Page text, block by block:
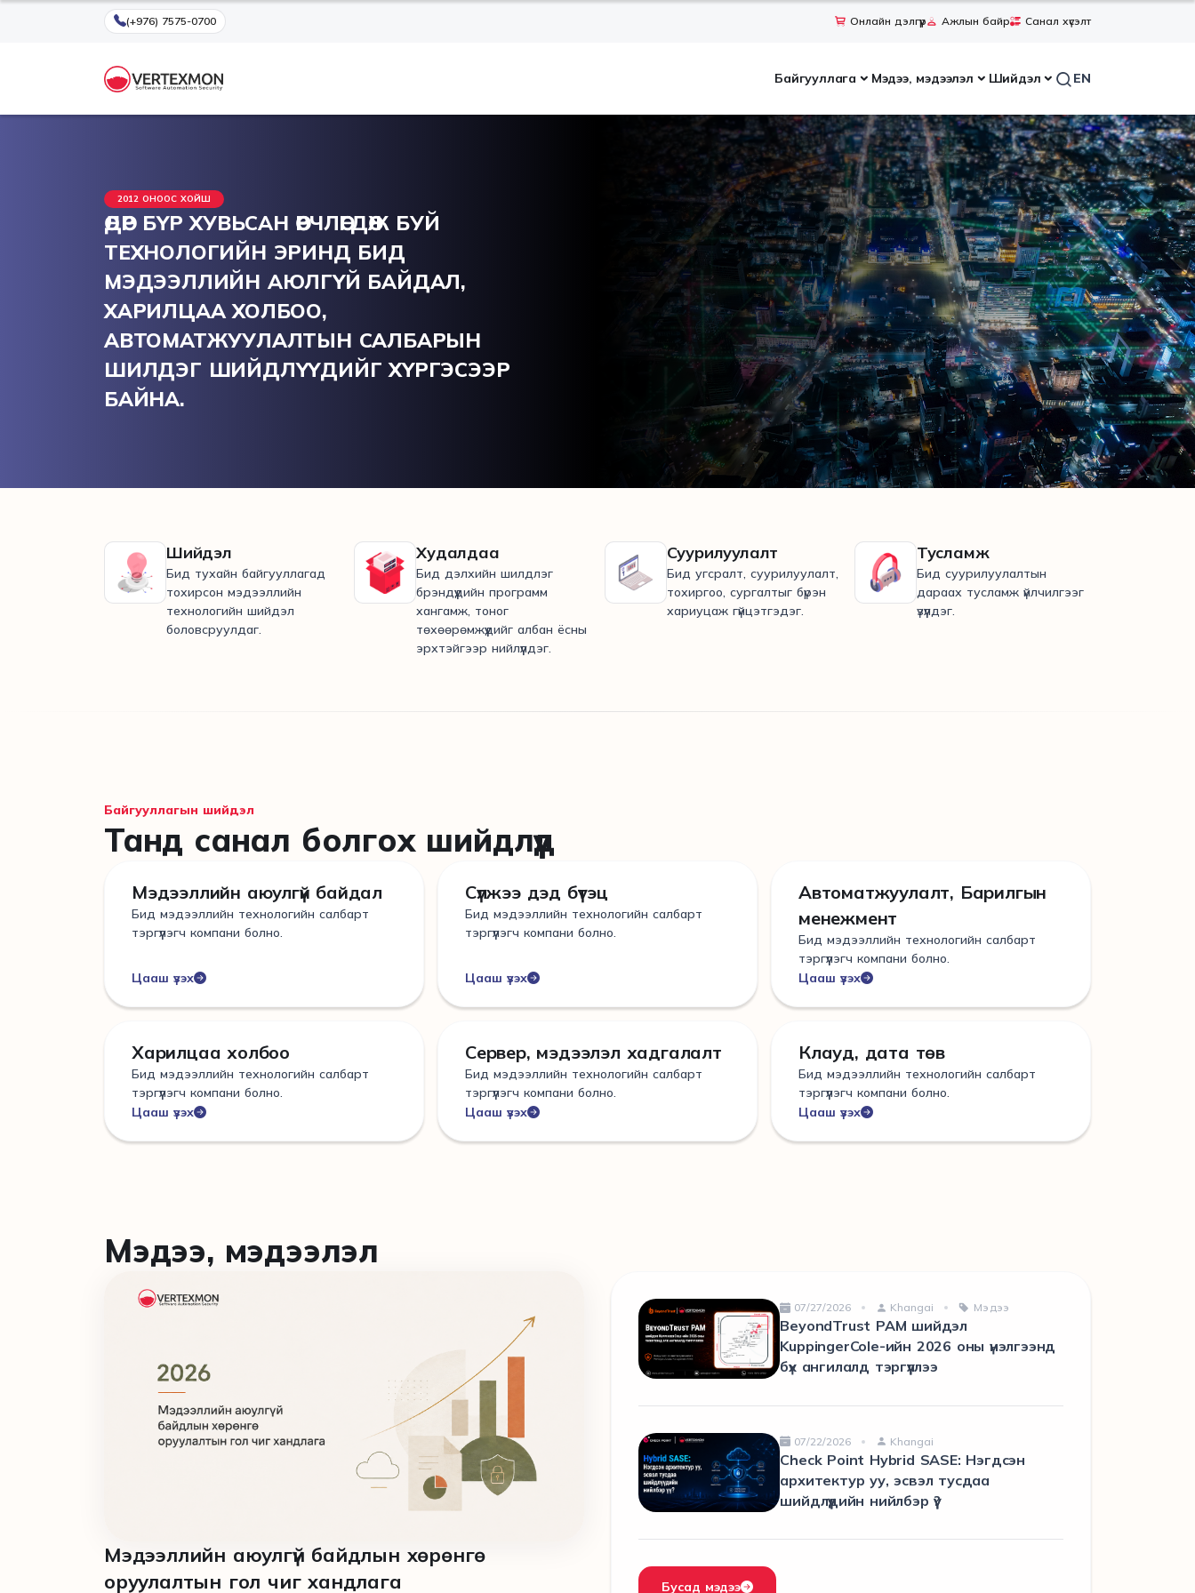
(+976) 7575-0700 Онлайн дэлгүүр Ажлын байр Санал хүсэлт
Байгууллага Мэдээ, мэдээлэл Шийдэл EN
2012 ОНООС ХОЙШ
ӨДӨР БҮР ХУВЬСАН ӨӨРЧЛӨГДӨЖ БУЙ
ТЕХНОЛОГИЙН ЭРИНД БИД
МЭДЭЭЛЛИЙН АЮЛГҮЙ БАЙДАЛ,
ХАРИЛЦАА ХОЛБОО,
АВТОМАТЖУУЛАЛТЫН САЛБАРЫН
ШИЛДЭГ ШИЙДЛҮҮДИЙГ ХҮРГЭСЭЭР
БАЙНА.
Шийдэл
Бид тухайн байгууллагад
тохирсон мэдээллийн
технологийн шийдэл
боловсруулдаг.
Худалдаа
Бид дэлхийн шилдлэг
брэндүүдийн программ
хангамж, тоног
төхөөрөмжүүдийг албан ёсны
эрхтэйгээр нийлүүлдэг.
Суурилуулалт
Бид угсралт, суурилуулалт,
тохиргоо, сургалтыг бүрэн
хариуцаж гүйцэтгэдэг.
Тусламж
Бид суурилуулалтын
дараах тусламж үйлчилгээг
үзүүлдэг.
Байгууллагын шийдэл
Танд санал болгох шийдлүүд
Мэдээллийн аюулгүй байдал
Бид мэдээллийн технологийн салбарт
тэргүүлэгч компани болно.
Цааш үзэх
Сүлжээ дэд бүтэц
Бид мэдээллийн технологийн салбарт
тэргүүлэгч компани болно.
Цааш үзэх
Автоматжуулалт, Барилгын
менежмент
Бид мэдээллийн технологийн салбарт
тэргүүлэгч компани болно.
Цааш үзэх
Харилцаа холбоо
Бид мэдээллийн технологийн салбарт
тэргүүлэгч компани болно.
Цааш үзэх
Сервер, мэдээлэл хадгалалт
Бид мэдээллийн технологийн салбарт
тэргүүлэгч компани болно.
Цааш үзэх
Клауд, дата төв
Бид мэдээллийн технологийн салбарт
тэргүүлэгч компани болно.
Цааш үзэх
Мэдээ, мэдээлэл
Мэдээллийн аюулгүй байдлын хөрөнгө
оруулалтын гол чиг хандлага
07/27/2026 Khangai Мэдээ
BeyondTrust PAM шийдэл
KuppingerCole-ийн 2026 оны үнэлгээнд
бүх ангилалд тэргүүллээ
07/22/2026 Khangai
Check Point Hybrid SASE: Нэгдсэн
архитектур уу, эсвэл тусдаа
шийдлүүдийн нийлбэр үү?
Бусад мэдээ